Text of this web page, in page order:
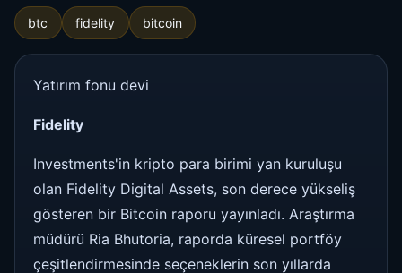
btc fidelity bitcoin
Yatırım fonu devi
Fidelity
Investments'in kripto para birimi yan kuruluşu
olan Fidelity Digital Assets, son derece yükseliş
gösteren bir Bitcoin raporu yayınladı. Araştırma
müdürü Ria Bhutoria, raporda küresel portföy
çeşitlendirmesinde seçeneklerin son yıllarda